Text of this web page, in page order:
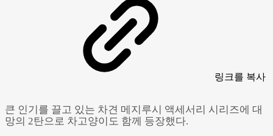
링크를 복사
큰 인기를 끌고 있는 차견 메지루시 액세서리 시리즈에 대
망의 2탄으로 차고양이도 함께 등장했다.